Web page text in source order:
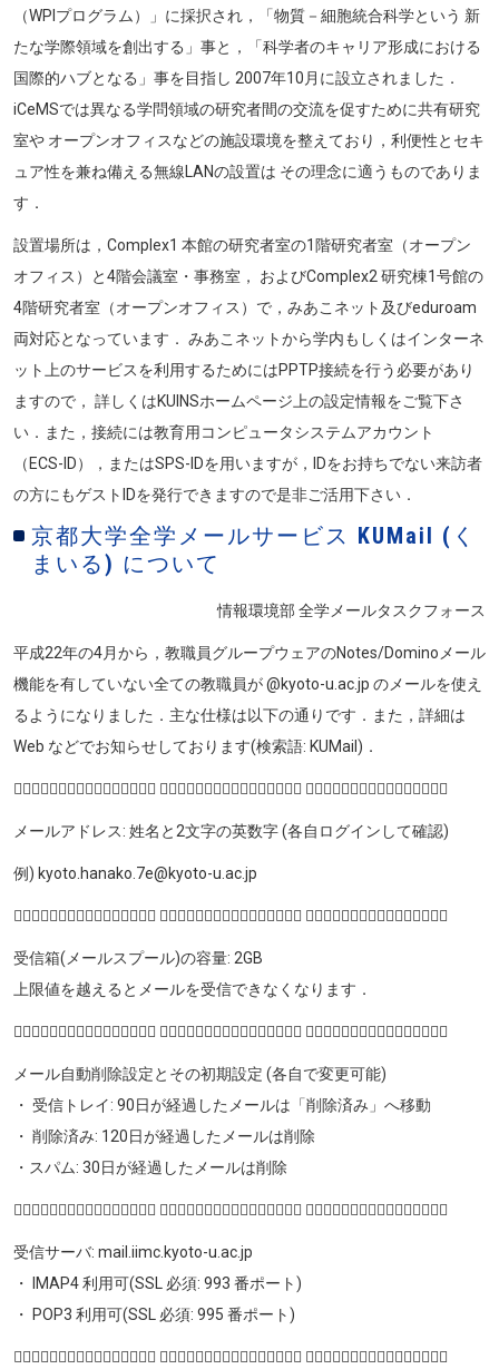
（WPIプログラム）」に採択され，「物質－細胞統合科学という 新
たな学際領域を創出する」事と，「科学者のキャリア形成における
国際的ハブとなる」事を目指し 2007年10月に設立されました．
iCeMSでは異なる学問領域の研究者間の交流を促すために共有研究
室や オープンオフィスなどの施設環境を整えており，利便性とセキ
ュア性を兼ね備える無線LANの設置は その理念に適うものでありま
す．
設置場所は，Complex1 本館の研究者室の1階研究者室（オープン
オフィス）と4階会議室・事務室， およびComplex2 研究棟1号館の
4階研究者室（オープンオフィス）で，みあこネット及びeduroam
両対応となっています． みあこネットから学内もしくはインターネ
ット上のサービスを利用するためにはPPTP接続を行う必要があり
ますので， 詳しくはKUINSホームページ上の設定情報をご覧下さ
い．また，接続には教育用コンピュータシステムアカウント
（ECS-ID），またはSPS-IDを用いますが，IDをお持ちでない来訪者
の方にもゲストIDを発行できますので是非ご活用下さい．
京都大学全学メールサービス KUMail (く
まいる) について
情報環境部 全学メールタスクフォース
平成22年の4月から，教職員グループウェアのNotes/Dominoメール
機能を有していない全ての教職員が @kyoto-u.ac.jp のメールを使え
るようになりました．主な仕様は以下の通りです．また，詳細は
Web などでお知らせしております(検索語: KUMail)．
♣ฺ♧ฺ♣ฺ♧ฺ♣ฺ♧ฺ♣ฺ♧ฺ ♣ฺ♧ฺ♣ฺ♧ฺ♣ฺ♧ฺ♣ฺ♧ฺ ♣ฺ♧ฺ♣ฺ♧ฺ♣ฺ♧ฺ♣ฺ♧ฺ
メールアドレス: 姓名と2文字の英数字 (各自ログインして確認)
例) kyoto.hanako.7e@kyoto-u.ac.jp
♣ฺ♧ฺ♣ฺ♧ฺ♣ฺ♧ฺ♣ฺ♧ฺ ♣ฺ♧ฺ♣ฺ♧ฺ♣ฺ♧ฺ♣ฺ♧ฺ ♣ฺ♧ฺ♣ฺ♧ฺ♣ฺ♧ฺ♣ฺ♧ฺ
受信箱(メールスプール)の容量: 2GB
上限値を越えるとメールを受信できなくなります．
♣ฺ♧ฺ♣ฺ♧ฺ♣ฺ♧ฺ♣ฺ♧ฺ ♣ฺ♧ฺ♣ฺ♧ฺ♣ฺ♧ฺ♣ฺ♧ฺ ♣ฺ♧ฺ♣ฺ♧ฺ♣ฺ♧ฺ♣ฺ♧ฺ
メール自動削除設定とその初期設定 (各自で変更可能)
・ 受信トレイ: 90日が経過したメールは「削除済み」へ移動
・ 削除済み: 120日が経過したメールは削除
・スパム: 30日が経過したメールは削除
♣ฺ♧ฺ♣ฺ♧ฺ♣ฺ♧ฺ♣ฺ♧ฺ ♣ฺ♧ฺ♣ฺ♧ฺ♣ฺ♧ฺ♣ฺ♧ฺ ♣ฺ♧ฺ♣ฺ♧ฺ♣ฺ♧ฺ♣ฺ♧ฺ
受信サーバ: mail.iimc.kyoto-u.ac.jp
・ IMAP4 利用可(SSL 必須: 993 番ポート)
・ POP3 利用可(SSL 必須: 995 番ポート)
♣ฺ♧ฺ♣ฺ♧ฺ♣ฺ♧ฺ♣ฺ♧ฺ ♣ฺ♧ฺ♣ฺ♧ฺ♣ฺ♧ฺ♣ฺ♧ฺ ♣ฺ♧ฺ♣ฺ♧ฺ♣ฺ♧ฺ♣ฺ♧ฺ